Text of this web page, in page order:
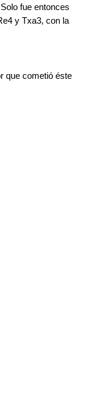
fue entonces
y Txa3, con la
que cometió éste